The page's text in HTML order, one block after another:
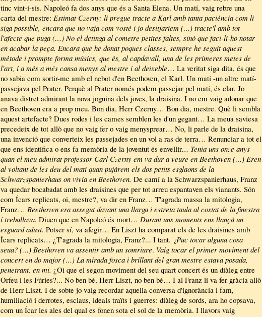
tinc vint-i-sis. Napoleó fa dos anys que és a Santa Elena. Un matí, vaig rebre una
carta del mestre: Estimat Czerny: li pregue tracte a Karl amb tanta paciència com li
siga possible, encara que no vaja com vostè i jo desitjaríem (…) tracte'l amb tot
l'afecte que puga (…) No el detinga al cometre petites faltes, sinó que faci-li-ho notar
en acabar la peça. Encara que he donat poques classes, sempre he seguit aquest
mètode i prompte forma músics, que és, al capdavall, una de les primeres metes de
l'art, i a més a més cansa menys al mestre i al deixeble… La veritat siga dita, és que
no sabia com sortir-me amb el nebot d'en Beethoven, el Karl. Un matí -un altre matí-
passejava pel Prater. Perquè al Prater només podem passejar pel matí, és clar. Jo
anava distret admirant la nova joguina dels joves, la draisina. I no em vaig adonar que
en Beethoven era a prop meu. Bon dia, Herr Czerny… Bon dia, mestre. Què li sembla
aquest artefacte? Dues rodes i les cames semblen les d'un gegant… La meua saviesa
precedeix de tot allò que no vaig fer o vaig menysprear… No, li parle de la draisina,
una invenció que converteix les passejades en un vol a ras de terra… Renunciar a tot el
que ens identifica o ens fa memòria de la joventut és envellir… Tenia uns onze anys
quan el meu admirat professor Carl Czerny em va dur a veure en Beethoven (…) Eren
al voltant de les deu del matí quan pujàrem els dos petits esglaons de la
Schwarzspanierhaus on vivia en Beethoven. De camí a la Schwarzspanierhaus, Franz
va quedar bocabadat amb les draisines que per tot arreu espantaven els vianants. Són
com Ícars replicats, oi, mestre?, va dir en Franz… T'agrada massa la mitologia,
Franz… Beethoven era assegut davant una llarga i estreta taula al costat de la finestra
i treballava. Diuen que en Napoleó és mort… Durant uns moments ens llançà un
esguard adust. Potser sí, va afegir… En Liszt ha comparat els de les draisines amb
Ícars replicats… ¿T'agrada la mitologia, Franz?... I tant. ¿Puc tocar alguna cosa
seua? (…) Beethoven va assentir amb un somriure. Vaig tocar el primer moviment del
concert en do major (…) La mirada fosca i brillant del gran mestre estava posada,
penetrant, en mi. ¿Oi que el segon moviment del seu quart concert és un diàleg entre
Orfeu i les Fúries?... No ben bé, Herr Liszt, no ben bé… I al Franz li va fer gràcia allò
de Herr Liszt. I de sobte jo vaig recordar aquella conversa d'ignorància i fam,
humiliació i derrotes, esclaus, ideals traïts i guerres: diàleg de sords, ara ho copsava,
com un Ícar les ales del qual es fonen sota el sol de la memòria. I llavors vaig